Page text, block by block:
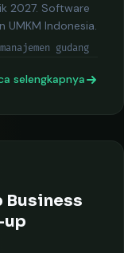
2027. Software
Indonesia.
gudang
selengkapnya
Business
up